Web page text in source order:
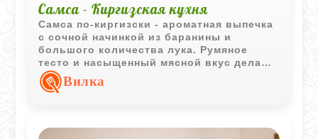
Самса - Киргизская кухня
Самса по-киргизски - ароматная выпечка
с сочной начинкой из баранины и
большого количества лука. Румяное
тесто и насыщенный мясной вкус делают
такие пирожки отличным вариантом для
семейного обеда или перекуса.
Вилка